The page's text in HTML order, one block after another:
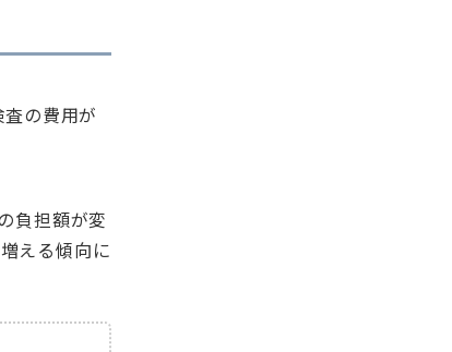
の費用が
負担額が変
える傾向に